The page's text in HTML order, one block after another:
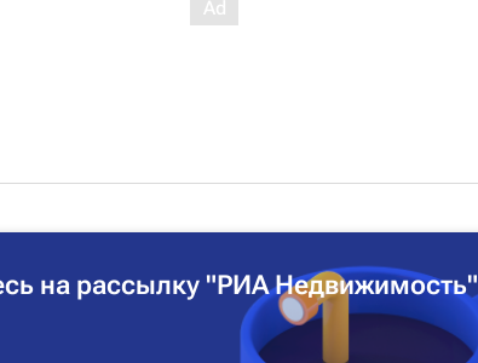
на рассылку "РИА Недвижимость"